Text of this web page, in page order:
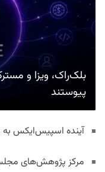
بلک‌راک، ویزا و
پیوستند
آینده اسپیس‌ایکس
مرکز پژوهش‌های